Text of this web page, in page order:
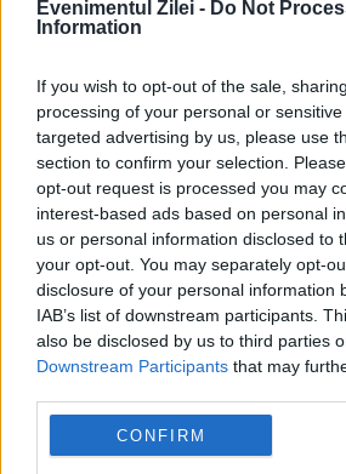
Evenimentul Zilei - Do Not
Information
If you wish to opt-out of the sale,
processing of your personal or
targeted advertising by us, please use
section to confirm your selection.
opt-out request is processed you may
interest-based ads based on personal
us or personal information disclosed to
your opt-out. You may separately opt-
disclosure of your personal information
IAB’s list of downstream participants.
also be disclosed by us to third parties
Downstream Participants that may
CONFIRM
musical au mai fost
foarte interesantă.
lumea creditează...